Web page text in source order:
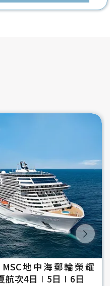
地中海郵輪榮耀
航次4日∣5日∣6日